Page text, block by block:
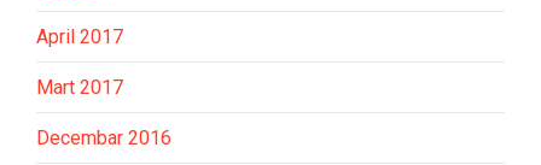
April 2017
Mart 2017
Decembar 2016